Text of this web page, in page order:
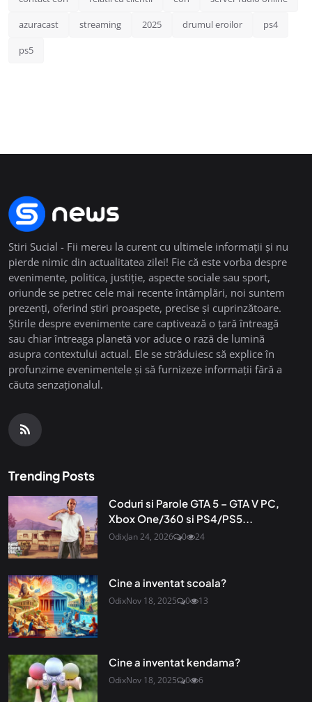
azuracast streaming 2025 drumul eroilor ps4
ps5
Stiri Sucial - Fii mereu la curent cu ultimele informații și nu
pierde nimic din actualitatea zilei! Fie că este vorba despre
evenimente, politica, justiție, aspecte sociale sau sport,
oriunde se petrec cele mai recente întâmplări, noi suntem
prezenți, oferind știri proaspete, precise și cuprinzătoare.
Știrile despre evenimente care captivează o țară întreagă
sau chiar întreaga planetă vor aduce o rază de lumină
asupra contextului actual. Ele se străduiesc să explice în
profunzime evenimentele și să furnizeze informații fără a
căuta senzaționalul.
Trending Posts
Coduri si Parole GTA 5 – GTA V PC,
Xbox One/360 si PS4/PS5...
OdixJan 24, 2026 0 24
Cine a inventat scoala?
OdixNov 18, 2025 0 13
Cine a inventat kendama?
OdixNov 18, 2025 0 6